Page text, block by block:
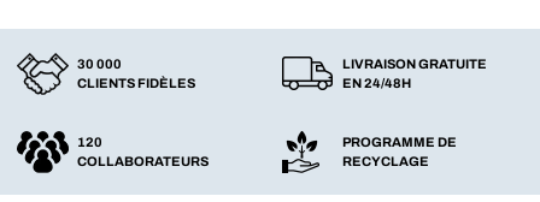
30 000
CLIENTS FIDÈLES
LIVRAISON GRATUITE
EN 24/48H
120
COLLABORATEURS
PROGRAMME DE
RECYCLAGE